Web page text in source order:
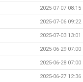
2025-07-07 08:15
2025-07-06 09:22
2025-07-03 13:01
2025-06-29 07:00
2025-06-28 07:00
2025-06-27 12:36